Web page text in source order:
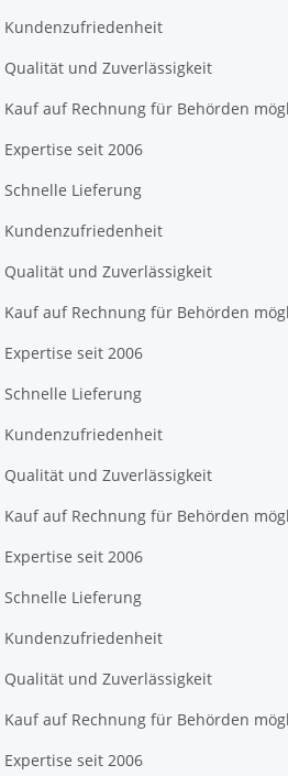
Kundenzufriedenheit
Qualität und Zuverlässigkeit
Kauf auf Rechnung für Behörden
Expertise seit 2006
Schnelle Lieferung
Kundenzufriedenheit
Qualität und Zuverlässigkeit
Kauf auf Rechnung für Behörden
Expertise seit 2006
Schnelle Lieferung
Kundenzufriedenheit
Qualität und Zuverlässigkeit
Kauf auf Rechnung für Behörden
Expertise seit 2006
Schnelle Lieferung
Kundenzufriedenheit
Qualität und Zuverlässigkeit
Kauf auf Rechnung für Behörden
Expertise seit 2006